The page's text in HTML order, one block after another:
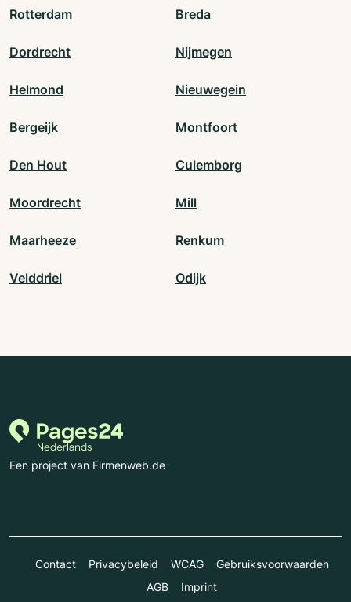
Rotterdam Breda
Dordrecht Nijmegen
Helmond Nieuwegein
Bergeijk Montfoort
Den Hout Culemborg
Moordrecht Mill
Maarheeze Renkum
Velddriel Odijk
Een project van Firmenweb.de
Contact Privacybeleid WCAG
Gebruiksvoorwaarden
AGB
Imprint